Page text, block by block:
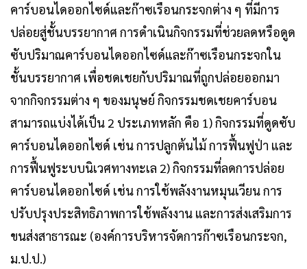
คาร์บอนไดออกไซด์และก๊าซเรือนกระจกต่าง ๆ ที่มีการ
ปล่อยสู่ชั้นบรรยากาศ การดำเนินกิจกรรมที่ช่วยลดหรือดูด
ซับปริมาณคาร์บอนไดออกไซด์และก๊าซเรือนกระจกใน
ชั้นบรรยากาศ เพื่อชดเชยกับปริมาณที่ถูกปล่อยออกมา
จากกิจกรรมต่าง ๆ ของมนุษย์ กิจกรรมชดเชยคาร์บอน
สามารถแบ่งได้เป็น 2 ประเภทหลัก คือ 1) กิจกรรมที่ดูดซับ
คาร์บอนไดออกไซด์ เช่น การปลูกต้นไม้ การฟื้นฟูป่า และ
การฟื้นฟูระบบนิเวศทางทะเล 2) กิจกรรมที่ลดการปล่อย
คาร์บอนไดออกไซด์ เช่น การใช้พลังงานหมุนเวียน การ
ปรับปรุงประสิทธิภาพการใช้พลังงาน และการส่งเสริมการ
ขนส่งสาธารณะ (องค์การบริหารจัดการก๊าซเรือนกระจก,
ม.ป.ป.)